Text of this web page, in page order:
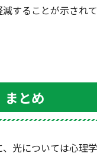
することが示されて
まとめ
、光については心理